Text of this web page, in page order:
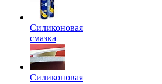
Силиконовая
смазка
Силиконовая